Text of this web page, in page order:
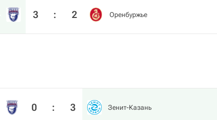
3 : 2 Оренбуржье
0 : 3 Зенит-Казань